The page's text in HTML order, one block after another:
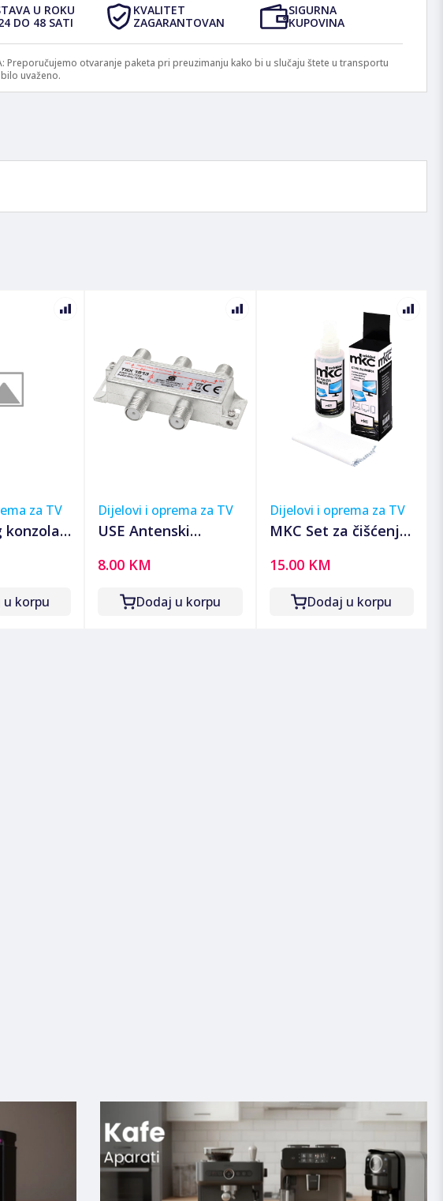
U ROKU
DO 48 SATI
KVALITET
ZAGARANTOVAN
SIGURNA
KUPOVINA
Preporučujemo otvaranje paketa pri preuzimanju kako bi u slučaju štete u transportu
uvaženo.
za TV
konzola
korpu
Dijelovi i oprema za TV
USE Antenski
izlaza, 5-2400 MHz -
TSX 1913
8.00 KM
Dodaj u korpu
Dijelovi i oprema za TV
MKC Set za čišćenje
Kit V01052
15.00 KM
Dodaj u korpu